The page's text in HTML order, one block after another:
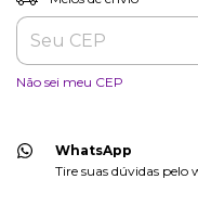
Não sei meu CEP
WhatsApp
Tire suas dúvidas pelo